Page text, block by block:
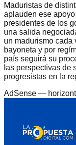
Maduristas de
aplauden ese
presidentes de los
una salida
un madurismo cada
bayoneta y por
país seguirá su
las perspectivas de
progresistas en la
AdSense —